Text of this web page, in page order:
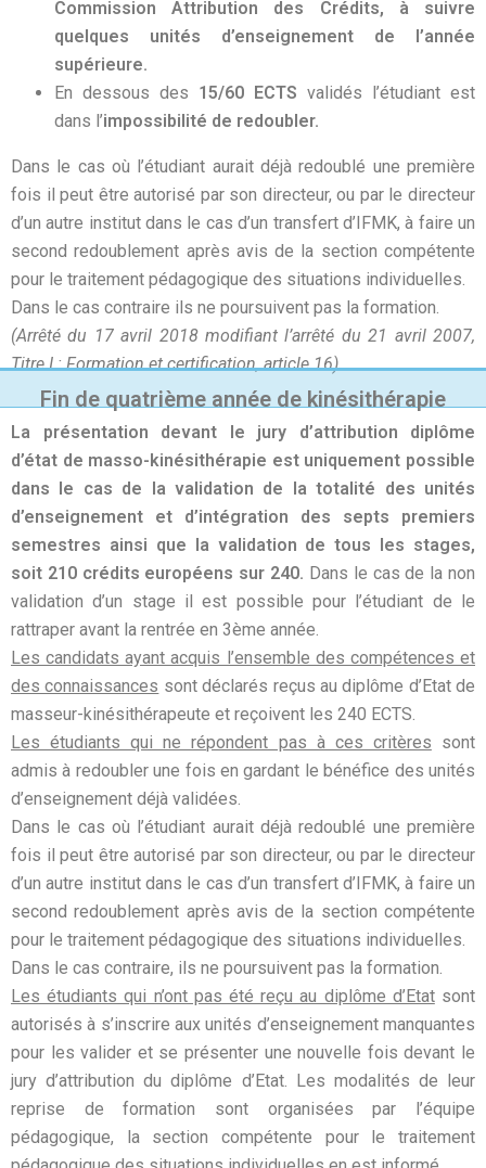
Commission Attribution des Crédits, à suivre
quelques unités d’enseignement de l’année
supérieure.
En dessous des 15/60 ECTS validés l’étudiant est
dans l’impossibilité de redoubler.
Dans le cas où l’étudiant aurait déjà redoublé une première
fois il peut être autorisé par son directeur, ou par le directeur
d’un autre institut dans le cas d’un transfert d’IFMK, à faire un
second redoublement après avis de la section compétente
pour le traitement pédagogique des situations individuelles.
Dans le cas contraire ils ne poursuivent pas la formation.
(Arrêté du 17 avril 2018 modifiant l’arrêté du 21 avril 2007,
Titre I : Formation et certification, article 16)
Fin de quatrième année de kinésithérapie
La présentation devant le jury d’attribution diplôme
d’état de masso-kinésithérapie est uniquement possible
dans le cas de la validation de la totalité des unités
d’enseignement et d’intégration des septs premiers
semestres ainsi que la validation de tous les stages,
soit 210 crédits européens sur 240. Dans le cas de la non
validation d’un stage il est possible pour l’étudiant de le
rattraper avant la rentrée en 3ème année.
Les candidats ayant acquis l’ensemble des compétences et
des connaissances sont déclarés reçus au diplôme d’Etat de
masseur-kinésithérapeute et reçoivent les 240 ECTS.
Les étudiants qui ne répondent pas à ces critères sont
admis à redoubler une fois en gardant le bénéfice des unités
d’enseignement déjà validées.
Dans le cas où l’étudiant aurait déjà redoublé une première
fois il peut être autorisé par son directeur, ou par le directeur
d’un autre institut dans le cas d’un transfert d’IFMK, à faire un
second redoublement après avis de la section compétente
pour le traitement pédagogique des situations individuelles.
Dans le cas contraire, ils ne poursuivent pas la formation.
Les étudiants qui n’ont pas été reçu au diplôme d’Etatsont
autorisés à s’inscrire aux unités d’enseignement manquantes
pour les valider et se présenter une nouvelle fois devant le
jury d’attribution du diplôme d’Etat. Les modalités de leur
reprise de formation sont organisées par l’équipe
pédagogique, la section compétente pour le traitement